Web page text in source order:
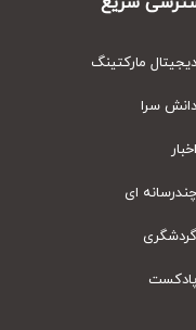
مارکتینگ
سرا
ای